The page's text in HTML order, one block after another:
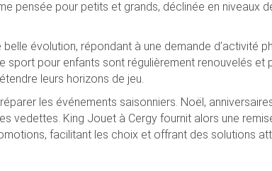
pensée pour petits et grands, déclinée en niveaux
belle évolution, répondant à une demande d’activité
sport pour enfants sont régulièrement renouvelés et
leurs horizons de jeu.
les événements saisonniers. Noël,
vedettes. King Jouet à Cergy fournit alors une
facilitant les choix et offrant des solutions